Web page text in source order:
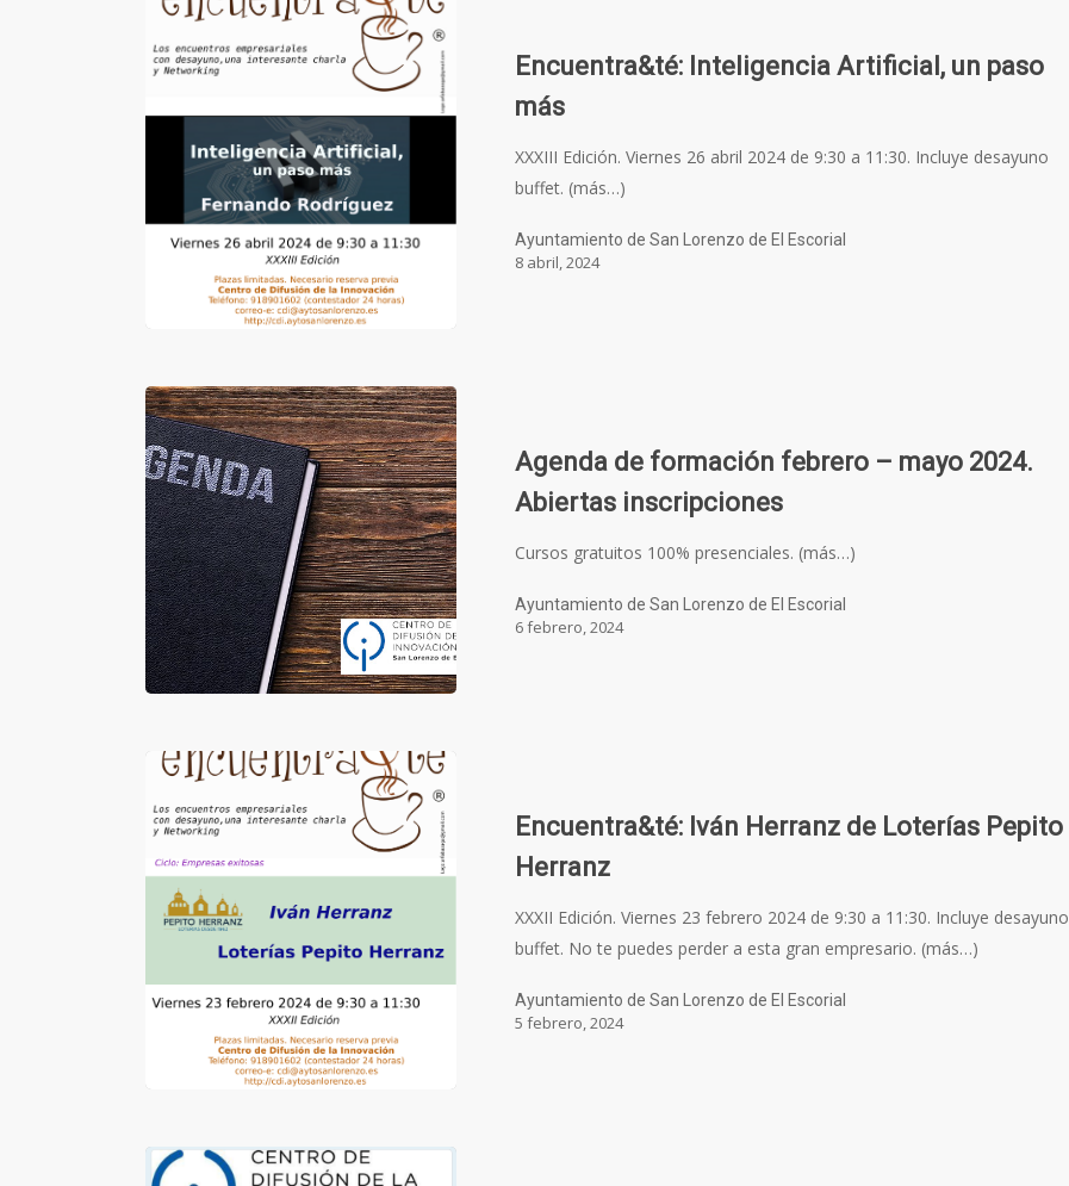
Encuentra&té: Inteligencia Artificial, un paso
más
XXXIII Edición. Viernes 26 abril 2024 de 9:30 a 11:30. Incluye desayuno
buffet. (más…)
Ayuntamiento de San Lorenzo de El Escorial
8 abril, 2024
Agenda de formación febrero – mayo 2024.
Abiertas inscripciones
Cursos gratuitos 100% presenciales. (más…)
Ayuntamiento de San Lorenzo de El Escorial
6 febrero, 2024
Encuentra&té: Iván Herranz de Loterías Pepito
Herranz
XXXII Edición. Viernes 23 febrero 2024 de 9:30 a 11:30. Incluye desayuno
buffet. No te puedes perder a esta gran empresario. (más…)
Ayuntamiento de San Lorenzo de El Escorial
5 febrero, 2024